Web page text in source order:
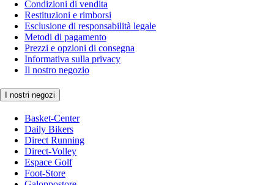
Condizioni di vendita
Restituzioni e rimborsi
Esclusione di responsabilità legale
Metodi di pagamento
Prezzi e opzioni di consegna
Informativa sulla privacy
Il nostro negozio
I nostri negozi
Basket-Center
Daily Bikers
Direct Running
Direct-Volley
Espace Golf
Foot-Store